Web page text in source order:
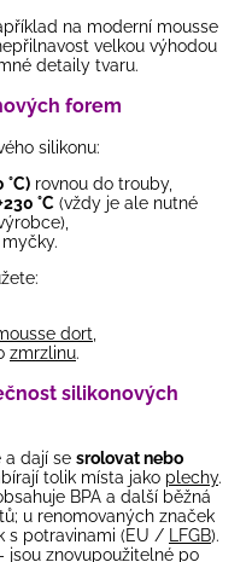
na moderní mousse
velkou výhodou
detaily tvaru.
forem
silikonu:
rovnou do trouby,
°C (vždy je ale nutné
dort
zmrzlinu.
silikonových
a dají se srolovat nebo
tolik místa jako plechy.
BPA a další běžná
u renomovaných značek
s potravinami (EU / LFGB).
jsou znovupoužitelné po